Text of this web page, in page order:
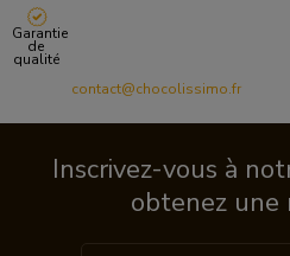
Garantie
de
qualité
contact@chocolissimo.fr
Inscrivez-vous à
obtenez une